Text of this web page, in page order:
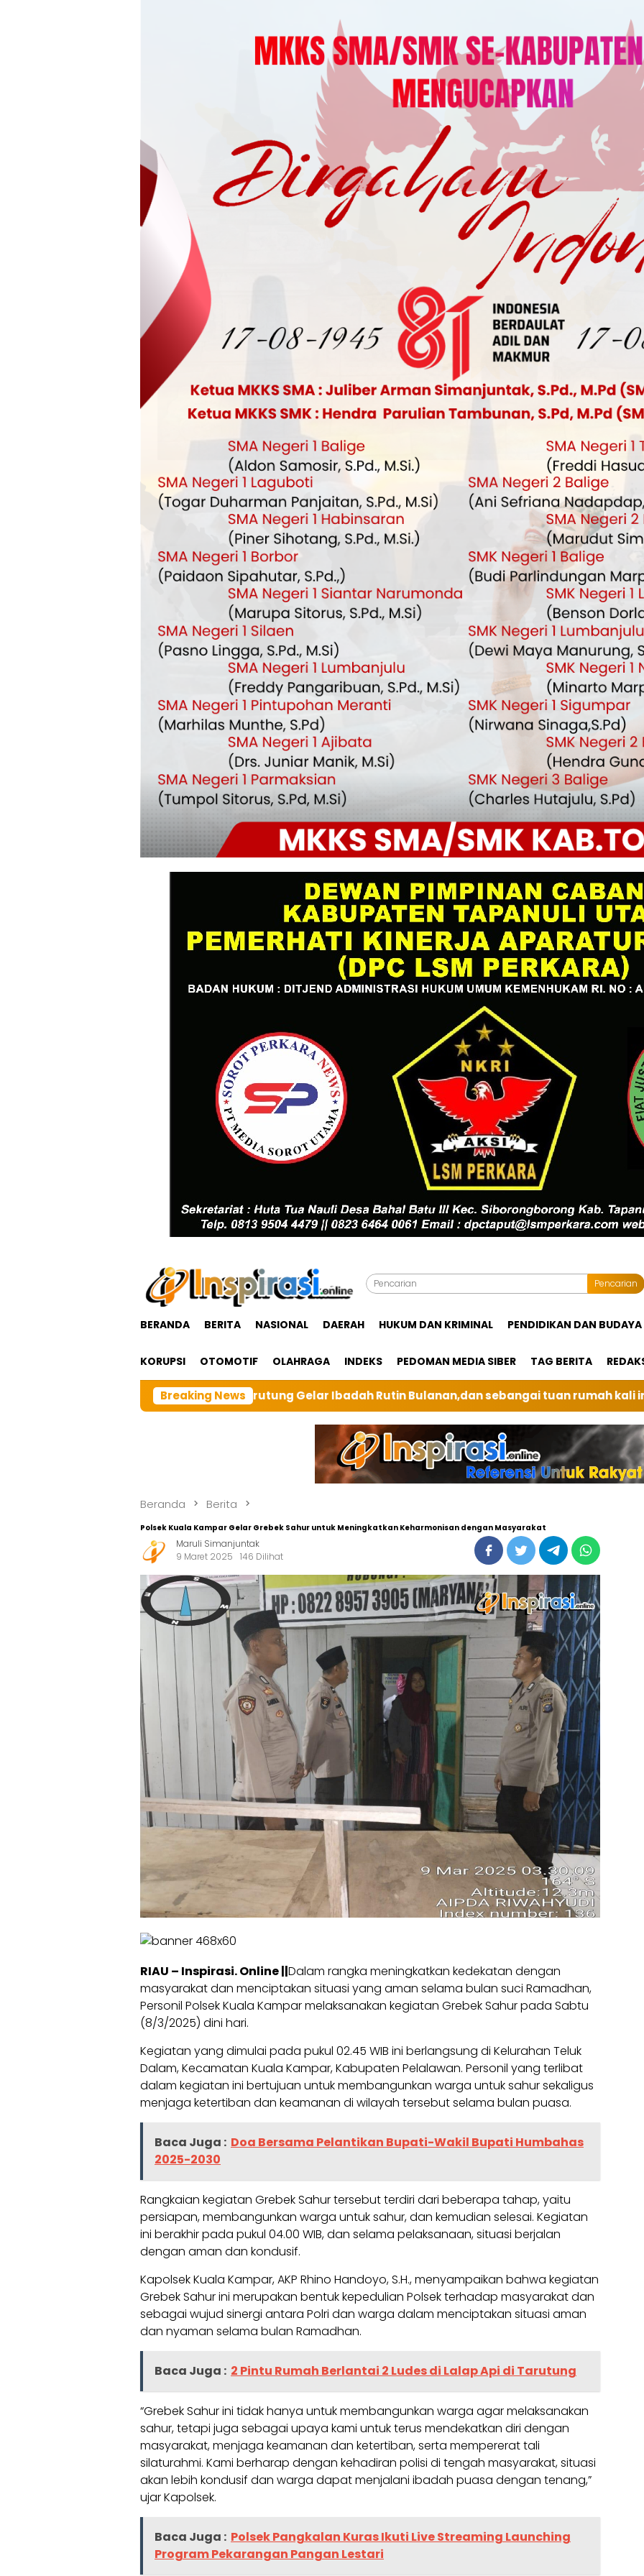
Pencarian
BERANDA BERITA NASIONAL DAERAH HUKUM DAN KRIMINAL PENDIDIKAN DAN BUDAYA
KORUPSI OTOMOTIF OLAHRAGA INDEKS PEDOMAN MEDIA SIBER TAG BERITA
Breaking News
cabangTarutung Gelar Ibadah Rutin Bulanan,dan sebangai tuan rumah kali ini BRI Unit Silindung Tarutung
Beranda Berita
Polsek Kuala Kampar Gelar Grebek Sahur untuk Meningkatkan Keharmonisan dengan Masyarakat
Maruli Simanjuntak
9 Maret 2025
146 Dilihat
RIAU – Inspirasi. Online ||Dalam rangka meningkatkan kedekatan dengan
masyarakat dan menciptakan situasi yang aman selama bulan suci Ramadhan,
Personil Polsek Kuala Kampar melaksanakan kegiatan Grebek Sahur pada Sabtu
(8/3/2025) dini hari.
Kegiatan yang dimulai pada pukul 02.45 WIB ini berlangsung di Kelurahan Teluk
Dalam, Kecamatan Kuala Kampar, Kabupaten Pelalawan. Personil yang terlibat
dalam kegiatan ini bertujuan untuk membangunkan warga untuk sahur sekaligus
menjaga ketertiban dan keamanan di wilayah tersebut selama bulan puasa.
Baca Juga : Doa Bersama Pelantikan Bupati-Wakil Bupati Humbahas
2025-2030
Rangkaian kegiatan Grebek Sahur tersebut terdiri dari beberapa tahap, yaitu
persiapan, membangunkan warga untuk sahur, dan kemudian selesai. Kegiatan
ini berakhir pada pukul 04.00 WIB, dan selama pelaksanaan, situasi berjalan
dengan aman dan kondusif.
Kapolsek Kuala Kampar, AKP Rhino Handoyo, S.H., menyampaikan bahwa kegiatan
Grebek Sahur ini merupakan bentuk kepedulian Polsek terhadap masyarakat dan
sebagai wujud sinergi antara Polri dan warga dalam menciptakan situasi aman
dan nyaman selama bulan Ramadhan.
Baca Juga : 2 Pintu Rumah Berlantai 2 Ludes di Lalap Api di Tarutung
“Grebek Sahur ini tidak hanya untuk membangunkan warga agar melaksanakan
sahur, tetapi juga sebagai upaya kami untuk terus mendekatkan diri dengan
masyarakat, menjaga keamanan dan ketertiban, serta mempererat tali
silaturahmi. Kami berharap dengan kehadiran polisi di tengah masyarakat, situasi
akan lebih kondusif dan warga dapat menjalani ibadah puasa dengan tenang,”
ujar Kapolsek.
Baca Juga : Polsek Pangkalan Kuras Ikuti Live Streaming Launching
Program Pekarangan Pangan Lestari